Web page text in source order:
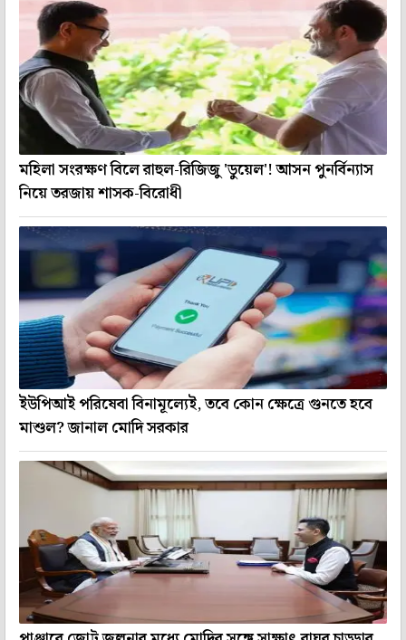
মহিলা সংরক্ষণ বিলে রাহুল-রিজিজু 'ডুয়েল'! আসন পুনর্বিন্যাস
নিয়ে তরজায় শাসক-বিরোধী
ইউপিআই পরিষেবা বিনামূল্যেই, তবে কোন ক্ষেত্রে গুনতে হবে
মাশুল? জানাল মোদি সরকার